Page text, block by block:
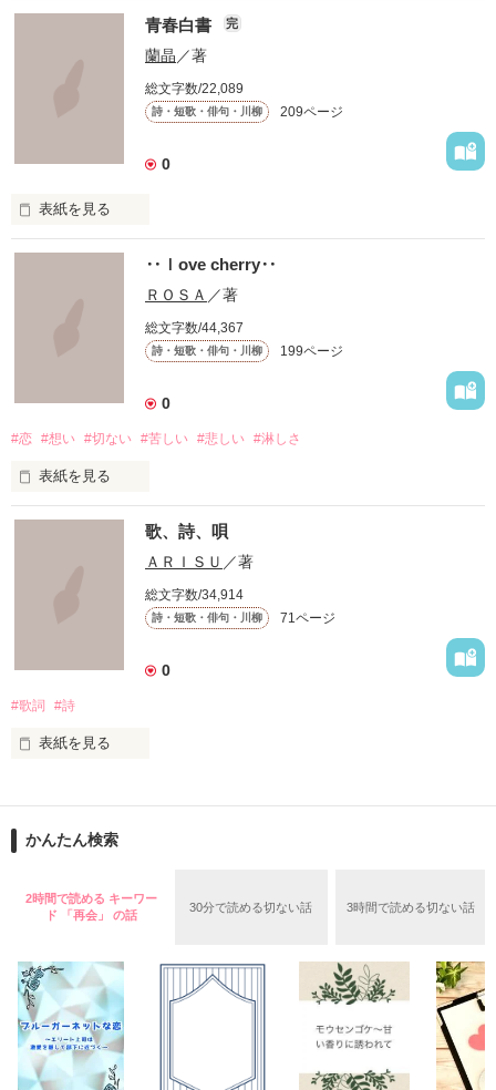
青春白書 完
蘭晶 ／著
総文字数/22,089
詩・短歌・俳句・川柳 209ページ
0
表紙を見る
知らずに歩いてきた
道は、浅く
無知を振りかざして
嘘つきな私は
やっと君との
‥ｌove cherry‥
ＲＯＳＡ ／著
総文字数/44,367
詩・短歌・俳句・川柳 199ページ
0
#恋 #想い #切ない #苦しい #悲しい #淋しさ
表紙を見る
満たされることのない
絶えず支配し続けては
いつか辿り着けるまで
歌、詩、唄
ＡＲＩＳＵ ／著
総文字数/34,914
詩・短歌・俳句・川柳 71ページ
0
#歌詞 #詩
表紙を見る
とても
"かけがえのないもの"
だと思う。
かんたん検索
2時間で読める キーワー
ド 「再会」 の話
30分で読める切ない話 3時間で読める切ない話